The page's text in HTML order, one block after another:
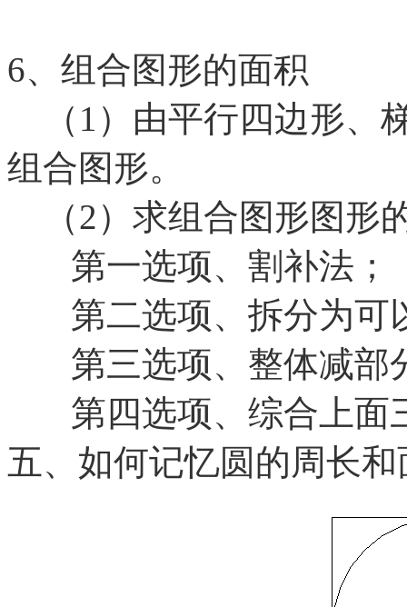
6、组合图形的面积
（1）由平行四边形、
组合图形。
（2）求组合图形图形
第一选项、割补法；
第二选项、拆分为可
第三选项、整体减部
第四选项、综合上面
五、如何记忆圆的周长